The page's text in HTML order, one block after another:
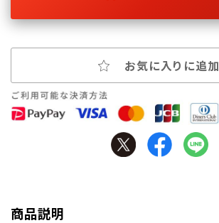
お気に入りに追加
商品説明